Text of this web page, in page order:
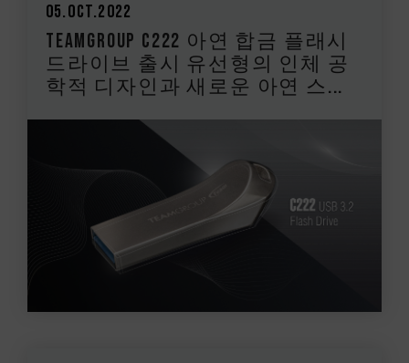
05.Oct.2022
TEAMGROUP C222 아연 합금 플래시
드라이브 출시 유선형의 인체 공
학적 디자인과 새로운 아연 스...